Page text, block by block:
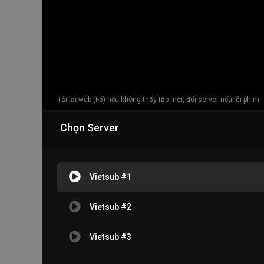
Tải lại web (F5) nếu không thấy tập mới, đổi server nếu lỗi phim
Chọn Server
Vietsub #1
Vietsub #2
Vietsub #3